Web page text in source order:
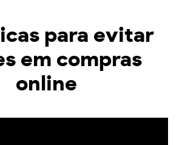
para evitar
em compras
online